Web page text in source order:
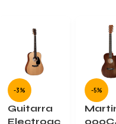
-3%
Guitarra
Electroac
-5%